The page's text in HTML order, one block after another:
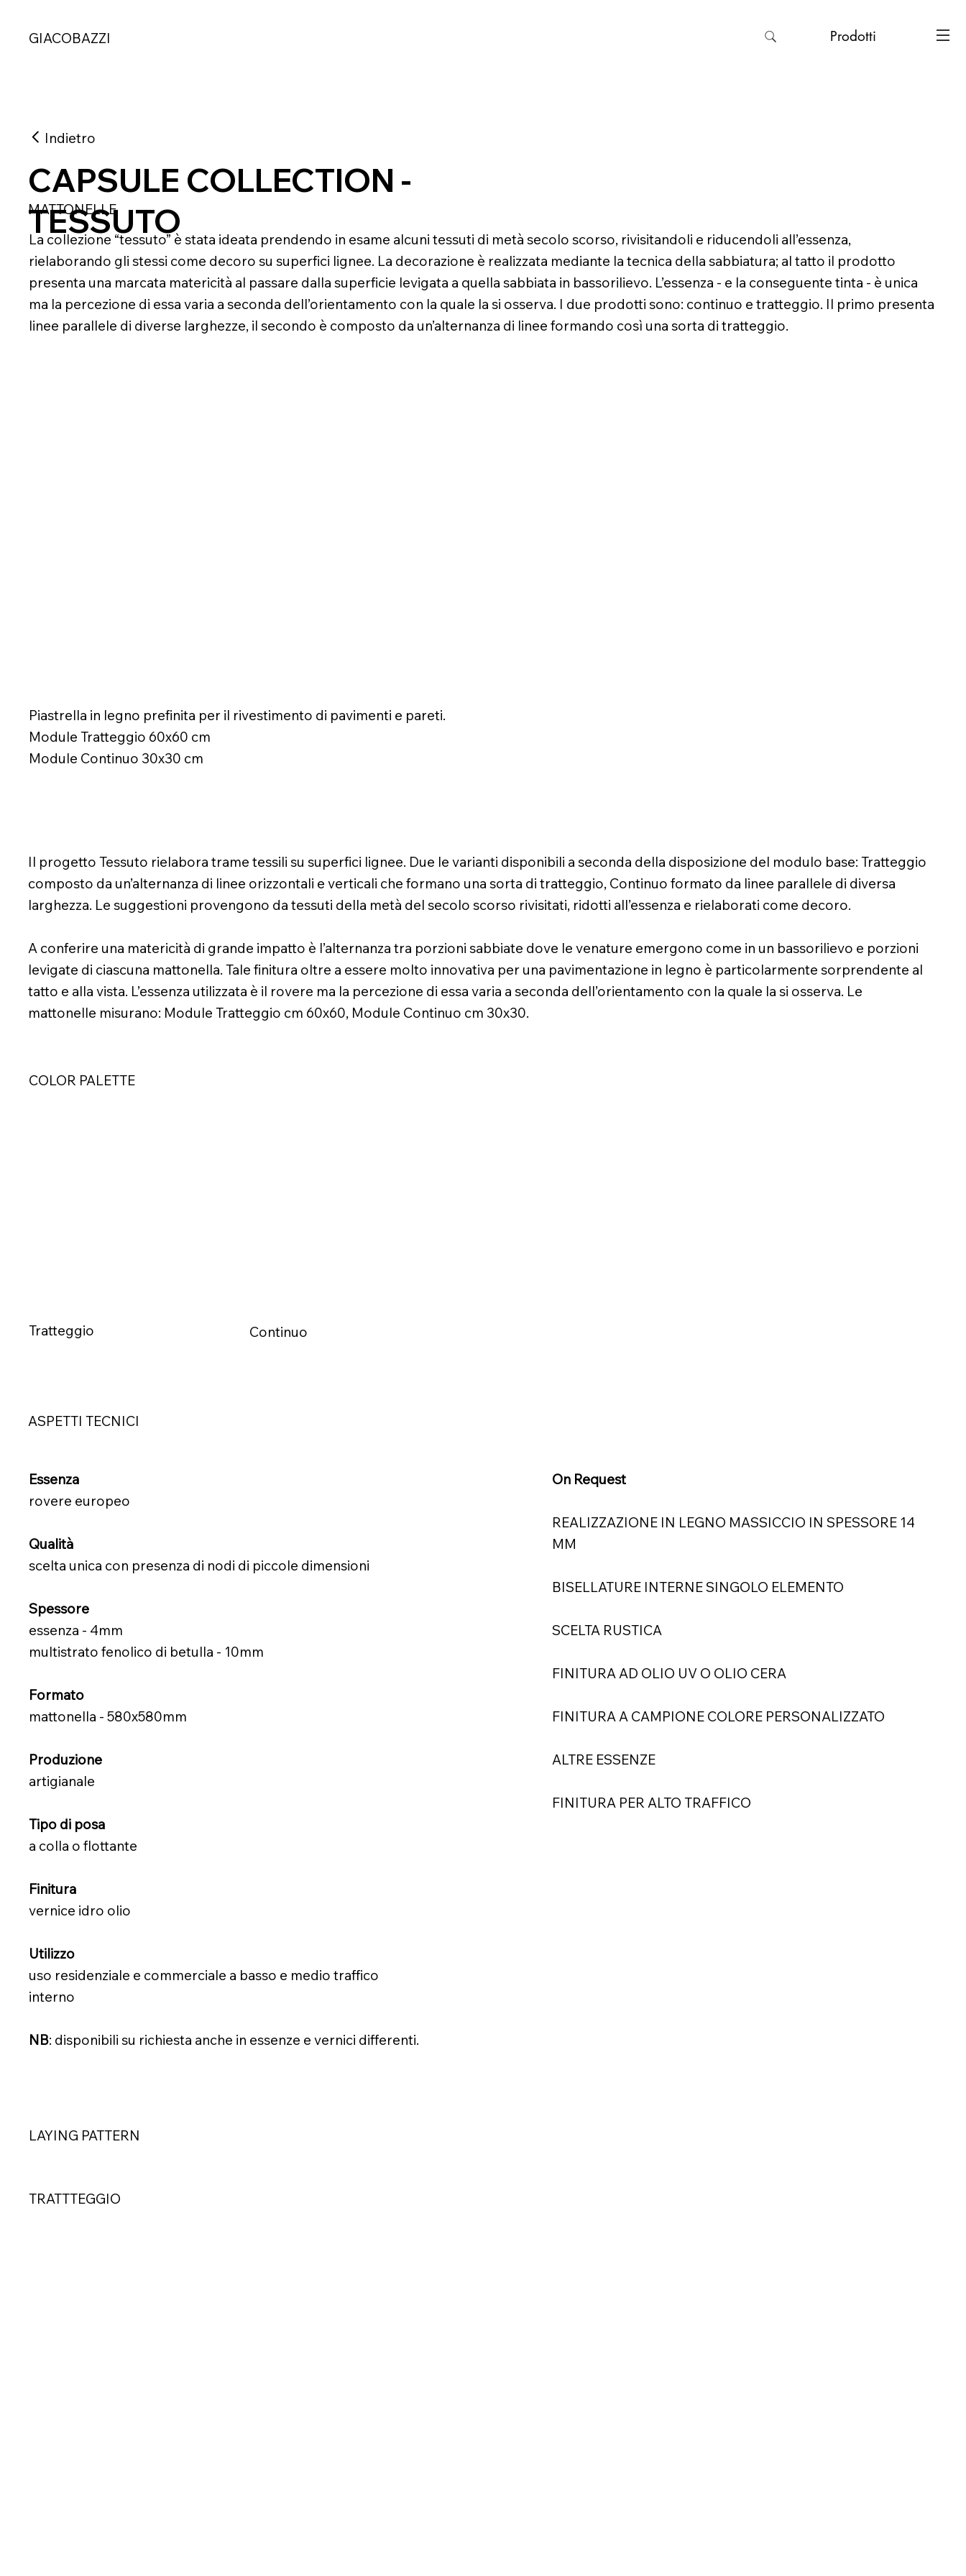
GIACOBAZZI Prodotti
Indietro
CAPSULE COLLECTION -
TESSUTO
MATTONELLE
La collezione “tessuto” è stata ideata prendendo in esame alcuni tessuti di metà secolo scorso, rivisitandoli e riducendoli all’essenza,
rielaborando gli stessi come decoro su superfici lignee. La decorazione è realizzata mediante la tecnica della sabbiatura; al tatto il prodotto
presenta una marcata matericità al passare dalla superficie levigata a quella sabbiata in bassorilievo. L’essenza - e la conseguente tinta - è unica
ma la percezione di essa varia a seconda dell’orientamento con la quale la si osserva. I due prodotti sono: continuo e tratteggio. Il primo presenta
linee parallele di diverse larghezze, il secondo è composto da un’alternanza di linee formando così una sorta di tratteggio.
Piastrella in legno prefinita per il rivestimento di pavimenti e pareti.
Module Tratteggio 60x60 cm
Module Continuo 30x30 cm
Il progetto Tessuto rielabora trame tessili su superfici lignee. Due le varianti disponibili a seconda della disposizione del modulo base: Tratteggio
composto da un’alternanza di linee orizzontali e verticali che formano una sorta di tratteggio, Continuo formato da linee parallele di diversa
larghezza. Le suggestioni provengono da tessuti della metà del secolo scorso rivisitati, ridotti all’essenza e rielaborati come decoro.
A conferire una matericità di grande impatto è l’alternanza tra porzioni sabbiate dove le venature emergono come in un bassorilievo e porzioni
levigate di ciascuna mattonella. Tale finitura oltre a essere molto innovativa per una pavimentazione in legno è particolarmente sorprendente al
tatto e alla vista. L’essenza utilizzata è il rovere ma la percezione di essa varia a seconda dell’orientamento con la quale la si osserva. Le
mattonelle misurano: Module Tratteggio cm 60x60, Module Continuo cm 30x30.
COLOR PALETTE
Tratteggio Continuo
ASPETTI TECNICI
Essenza
rovere europeo
Qualità
scelta unica con presenza di nodi di piccole dimensioni
Spessore
essenza - 4mm
multistrato fenolico di betulla - 10mm
Formato
mattonella - 580x580mm
Produzione
artigianale
Tipo di posa
a colla o flottante
Finitura
vernice idro olio
Utilizzo
uso residenziale e commerciale a basso e medio traffico
interno
NB: disponibili su richiesta anche in essenze e vernici differenti.
On Request
REALIZZAZIONE IN LEGNO MASSICCIO IN SPESSORE 14
MM
BISELLATURE INTERNE SINGOLO ELEMENTO
SCELTA RUSTICA
FINITURA AD OLIO UV O OLIO CERA
FINITURA A CAMPIONE COLORE PERSONALIZZATO
ALTRE ESSENZE
FINITURA PER ALTO TRAFFICO
LAYING PATTERN
TRATTTEGGIO